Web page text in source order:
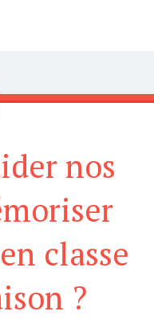
nos
classe
?